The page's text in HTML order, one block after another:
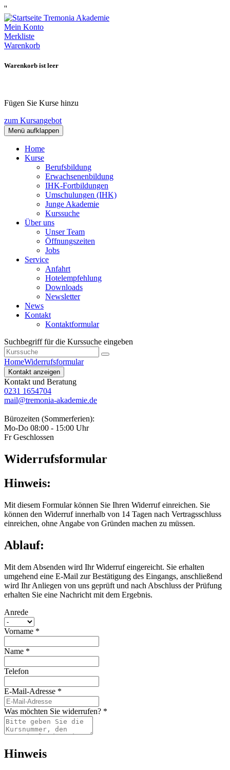
''
Mein Konto
Merkliste
Warenkorb
Warenkorb ist leer
Fügen Sie Kurse hinzu
zum Kursangebot
Menü aufklappen
Home
Kurse
Berufsbildung
Erwachsenenbildung
IHK-Fortbildungen
Umschulungen (IHK)
Junge Akademie
Kurssuche
Über uns
Unser Team
Öffnungszeiten
Jobs
Service
Anfahrt
Hotelempfehlung
Downloads
Newsletter
News
Kontakt
Kontaktformular
Suchbegriff für die Kurssuche eingeben
HomeWiderrufsformular
Kontakt anzeigen
Kontakt und Beratung
0231 1654704
mail@tremonia-akademie.de
Bürozeiten (Sommerferien):
Mo-Do 08:00 - 15:00 Uhr
Fr Geschlossen
Widerrufsformular
Hinweis:
Mit diesem Formular können Sie Ihren Widerruf einreichen. Sie
können den Widerruf innerhalb von 14 Tagen nach Vertragsschluss
einreichen, ohne Angabe von Gründen machen zu müssen.
Ablauf:
Mit dem Absenden wird Ihr Widerruf eingereicht. Sie erhalten
umgehend eine E-Mail zur Bestätigung des Eingangs, anschließend
wird Ihr Anliegen von uns geprüft und nach Abschluss der Prüfung
erhalten Sie eine Nachricht mit dem Ergebnis.
Anrede
Vorname *
Name *
Telefon
E-Mail-Adresse *
Was möchten Sie widerrufen? *
Hinweis